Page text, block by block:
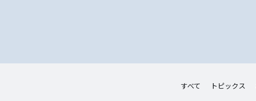
すべて トピックス